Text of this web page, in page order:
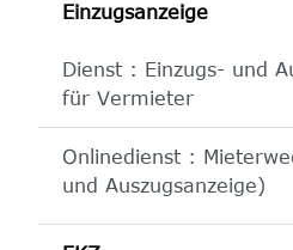
Einzugsanzeige
Dienst : Einzugs- und
für Vermieter
Onlinedienst :
und Auszugsanzeige)